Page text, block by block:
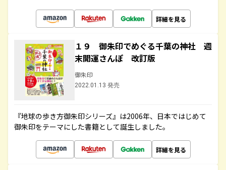
詳細を見る
１９ 御朱印でめぐる千葉の神社 週
末開運さんぽ 改訂版
御朱印
2022.01.13 発売
『地球の歩き方御朱印シリーズ』は2006年、日本ではじめて
御朱印をテーマにした書籍として誕生しました。
詳細を見る